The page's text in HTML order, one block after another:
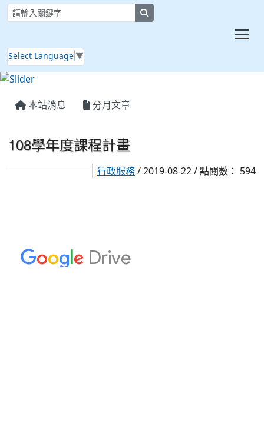
Select Language ▼
本站消息 分月文章
108學年度課程計畫
行政服務/ 2019-08-22 / 點閱數： 594